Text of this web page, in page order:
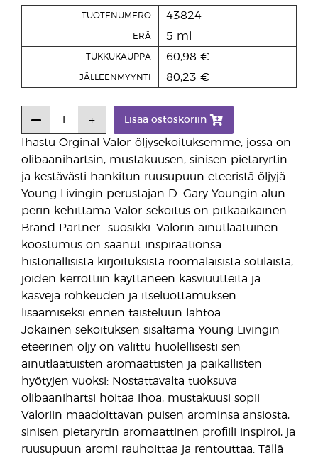
Ihastu Orginal Valor-öljysekoituksemme, jossa on
olibaanihartsin, mustakuusen, sinisen pietaryrtin
ja kestävästi hankitun ruusupuun eteeristä öljyjä.
Young Livingin perustajan D. Gary Youngin alun
perin kehittämä Valor-sekoitus on pitkäaikainen
Brand Partner -suosikki. Valorin ainutlaatuinen
koostumus on saanut inspiraationsa
historiallisista kirjoituksista roomalaisista sotilaista,
joiden kerrottiin käyttäneen kasviuutteita ja
kasveja rohkeuden ja itseluottamuksen
lisäämiseksi ennen taisteluun lähtöä.
Jokainen sekoituksen sisältämä Young Livingin
eteerinen öljy on valittu huolellisesti sen
ainutlaatuisten aromaattisten ja paikallisten
hyötyjen vuoksi: Nostattavalta tuoksuva
olibaanihartsi hoitaa ihoa, mustakuusi sopii
Valoriin maadoittavan puisen arominsa ansiosta,
sinisen pietaryrtin aromaattinen profiili inspiroi, ja
ruusupuun aromi rauhoittaa ja rentouttaa. Tällä
TUOTENUMERO 43824
ERÄ 5 ml
TUKKUKAUPPA 60,98 €
JÄLLEENMYYNTI 80,23 €
Lisää ostoskoriin